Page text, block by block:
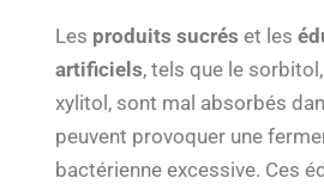
Les produits sucrés et les
artificiels, tels que le
xylitol, sont mal absorbés
peuvent provoquer une
bactérienne excessive. Ces